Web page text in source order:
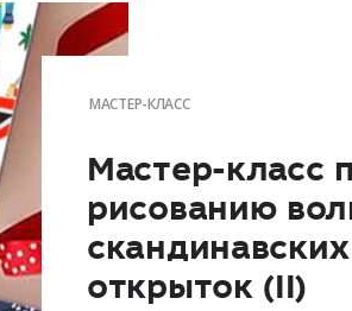
МАСТЕР-КЛАСС
Мастер-класс
рисованию
скандинавских
открыток (II)